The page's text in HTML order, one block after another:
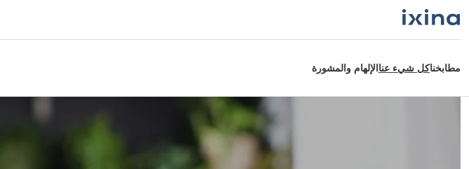
مطابخناكل شيء عنا الإلهام والمشورة